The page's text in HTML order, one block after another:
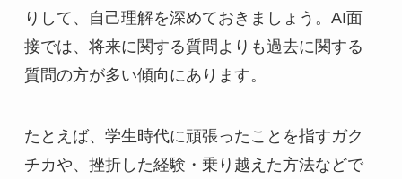
りして、自己理解を深めておきましょう。AI面
接では、将来に関する質問よりも過去に関する
質問の方が多い傾向にあります。
たとえば、学生時代に頑張ったことを指すガク
チカや、挫折した経験・乗り越えた方法などで